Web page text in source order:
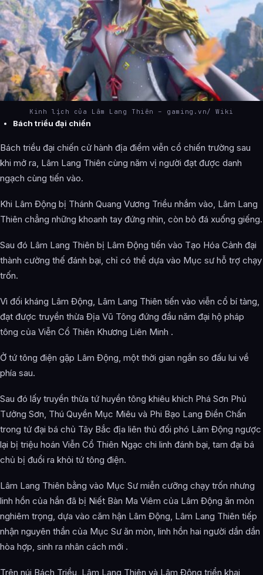
Kinh lịch của Lâm Lang Thiên – gaming.vn/ Wiki
Bách triều đại chiến
Bách triều đại chiến cử hành địa điểm viễn cổ chiến trường sau
khi mở ra, Lâm Lang Thiên cùng năm vị người đạt được danh
ngạch cùng tiến vào.
Khi Lâm Động bị Thánh Quang Vương Triều nhắm vào, Lâm Lang
Thiên chẳng những khoanh tay đứng nhìn, còn bỏ đá xuống giếng.
Sau đó Lâm Lang Thiên bị Lâm Động tiến vào Tạo Hóa Cảnh đại
thành cường thế đánh bại, chỉ có thể dựa vào Mục sư hỗ trợ chạy
trốn.
Vì đối kháng Lâm Động, Lâm Lang Thiên tiến vào viễn cổ bí tàng,
đạt được truyền thừa Địa Vũ Tông đứng đầu năm đại hộ pháp
tông của Viễn Cổ Thiên Khương Liên Minh .
Ở tứ tông điện gặp Lâm Động, một thời gian ngắn so đấu lui về
phía sau.
Sau đó lấy truyền thừa tứ huyền tông khiêu khích Phá Sơn Phủ
Tưởng Sơn, Thú Quyền Mục Miêu và Phi Bạo Lang Điền Chấn
trong tứ đại bá chủ Tây Bắc địa liên thủ đối phó Lâm Động ngược
lại bị triệu hoán Viễn Cổ Thiên Ngạc chi linh đánh bại, tam đại bá
chủ bị đuổi ra khỏi tứ tông điện.
Lâm Lang Thiên bằng vào Mục Sư miễn cưỡng chạy trốn nhưng
linh hồn của hắn đã bị Niết Bàn Ma Viêm của Lâm Động ăn mòn
nghiêm trọng, dựa vào căm hận Lâm Động, Lâm Lang Thiên tiếp
nhận nguyên thần của Mục Sư ăn mòn, linh hồn hai người dần dần
hòa hợp, sinh ra nhân cách mới .
Trên núi Bách Triều, Lâm Lang Thiên và Lâm Động triển khai